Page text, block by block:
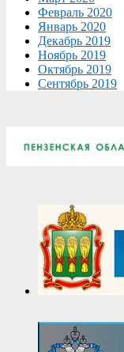
Февраль 2020
Январь 2020
Декабрь 2019
Ноябрь 2019
Октябрь 2019
Сентябрь 2019